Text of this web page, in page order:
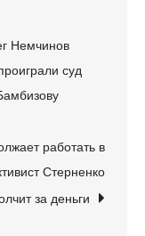
Немчинов
суд
работать в
Стерненко
за деньги